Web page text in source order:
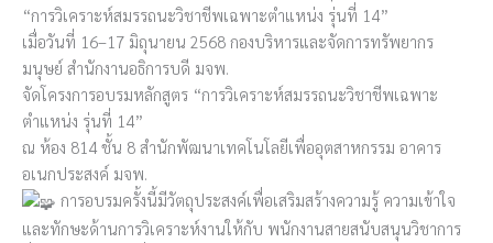
“การวิเคราะห์สมรรถนะวิชาชีพเฉพาะตำแหน่ง รุ่นที่ 14”
เมื่อวันที่ 16–17 มิถุนายน 2568 กองบริหารและจัดการทรัพยากร
มนุษย์ สำนักงานอธิการบดี มจพ.
จัดโครงการอบรมหลักสูตร “การวิเคราะห์สมรรถนะวิชาชีพเฉพาะ
ตำแหน่ง รุ่นที่ 14”
ณ ห้อง 814 ชั้น 8 สำนักพัฒนาเทคโนโลยีเพื่ออุตสาหกรรม อาคาร
อเนกประสงค์ มจพ.
การอบรมครั้งนี้มีวัตถุประสงค์เพื่อเสริมสร้างความรู้ ความเข้าใจ
และทักษะด้านการวิเคราะห์งานให้กับ พนักงานสายสนับสนุนวิชาการ